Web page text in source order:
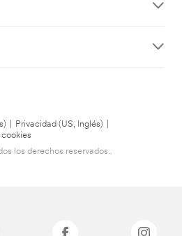
Privacidad (US, Inglés)
los derechos reservados..